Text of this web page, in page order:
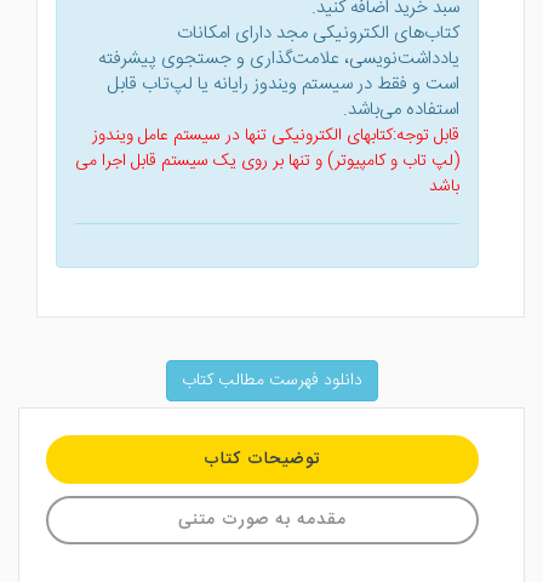
سبد خرید اضافه کنید.
کتاب‌های الکترونیکی مجد دارای امکانات
یادداشت‌نویسی، علامت‌گذاری و جستجوی پیشرفته
است و فقط در سیستم ویندوز رایانه یا لپ‌تاب قابل
استفاده می‌باشد.
قابل توجه:کتابهای الکترونیکی تنها در سیستم عامل ویندوز
(لپ تاب و کامپیوتر) و تنها بر روی یک سیستم قابل اجرا می
باشد
دانلود فهرست مطالب کتاب
توضیحات کتاب
مقدمه به صورت متنی